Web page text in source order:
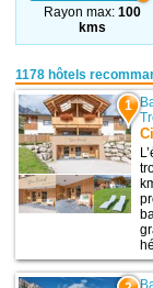
Rayon max:100
kms
1178 hôtels
1